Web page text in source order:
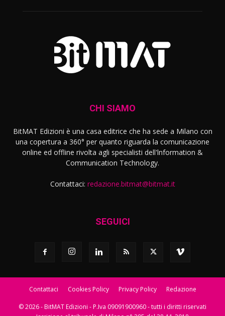
CHI SIAMO
BitMAT Edizioni è una casa editrice che ha sede a Milano con
una copertura a 360° per quanto riguarda la comunicazione
online ed offline rivolta agli specialisti dell'lnformation &
Communication Technology.
Contattaci: redazione.bitmat@bitmat.it
SEGUICI
Contattaci Cookies Policy Privacy Policy Redazione
© 2026 - BitMAT Edizioni - P.Iva 09091900960 - tutti i diritti riservati